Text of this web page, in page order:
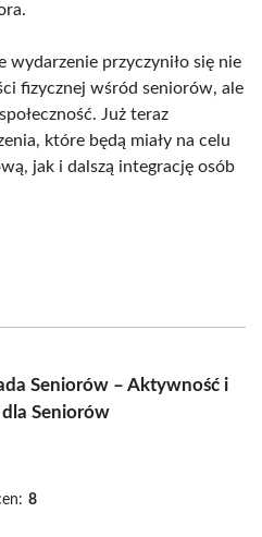
wydarzenie przyczyniło się nie
fizycznej wśród seniorów, ale
Już teraz
które będą miały na celu
jak i dalszą integrację osób
Seniorów – Aktywność i
Seniorów
8